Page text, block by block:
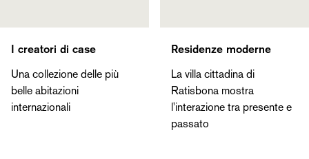
I creatori di case
Una collezione delle più
belle abitazioni
internazionali
Residenze moderne
La villa cittadina di
Ratisbona mostra
l'interazione tra presente e
passato